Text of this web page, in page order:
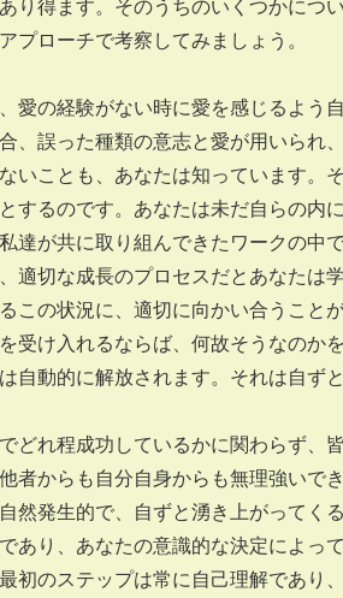
り得ます。そのうちのいくつかにつ
プローチで考察してみましょう。
愛の経験がない時に愛を感じるよう
、誤った種類の意志と愛が用いられ
いことも、あなたは知っています。
するのです。あなたは未だ自らの内
達が共に取り組んできたワークの中
適切な成長のプロセスだとあなたは
この状況に、適切に向かい合うこと
受け入れるならば、何故そうなのか
自動的に解放されます。それは自ず
どれ程成功しているかに関わらず、
者からも自分自身からも無理強いで
然発生的で、自ずと湧き上がってく
あり、あなたの意識的な決定によっ
初のステップは常に自己理解であ